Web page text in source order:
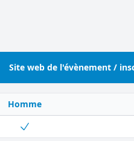
Site web de l'évènement /
Homme